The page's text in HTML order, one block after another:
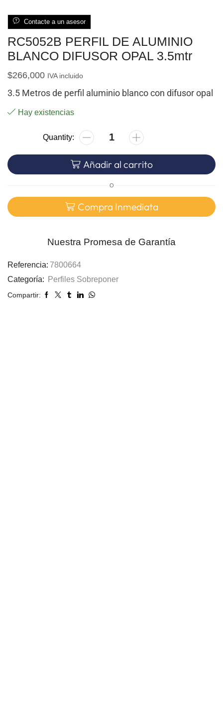
Contacte a un asesor
RC5052B PERFIL DE ALUMINIO
BLANCO DIFUSOR OPAL 3.5mtr
$266,000 IVA incluido
3.5 Metros de perfil aluminio blanco con difusor opal
Hay existencias
Añadir al carrito
O
Compra Inmediata
Nuestra Promesa de Garantía
Referencia: 7800664
Categoría:
Perfiles Sobreponer
Compartir: